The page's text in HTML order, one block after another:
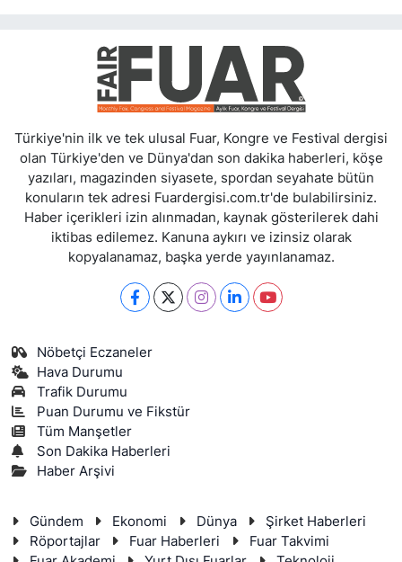
Türkiye'nin ilk ve tek ulusal Fuar, Kongre ve Festival dergisi
olan Türkiye'den ve Dünya'dan son dakika haberleri, köşe
yazıları, magazinden siyasete, spordan seyahate bütün
konuların tek adresi Fuardergisi.com.tr'de bulabilirsiniz.
Haber içerikleri izin alınmadan, kaynak gösterilerek dahi
iktibas edilemez. Kanuna aykırı ve izinsiz olarak
kopyalanamaz, başka yerde yayınlanamaz.
Nöbetçi Eczaneler
Hava Durumu
Trafik Durumu
Puan Durumu ve Fikstür
Tüm Manşetler
Son Dakika Haberleri
Haber Arşivi
Gündem Ekonomi Dünya
Şirket Haberleri
Röportajlar
Fuar Haberleri
Fuar Takvimi